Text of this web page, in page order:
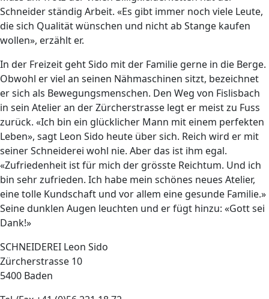
Schneider ständig Arbeit. «Es gibt immer noch viele Leute,
die sich Qualität wünschen und nicht ab Stange kaufen
wollen», erzählt er.
In der Freizeit geht Sido mit der Familie gerne in die Berge.
Obwohl er viel an seinen Nähmaschinen sitzt, bezeichnet
er sich als Bewegungsmenschen. Den Weg von Fislisbach
in sein Atelier an der Zürcherstrasse legt er meist zu Fuss
zurück. «Ich bin ein glücklicher Mann mit einem perfekten
Leben», sagt Leon Sido heute über sich. Reich wird er mit
seiner Schneiderei wohl nie. Aber das ist ihm egal.
«Zufriedenheit ist für mich der grösste Reichtum. Und ich
bin sehr zufrieden. Ich habe mein schönes neues Atelier,
eine tolle Kundschaft und vor allem eine gesunde Familie.»
Seine dunklen Augen leuchten und er fügt hinzu: «Gott sei
Dank!»
SCHNEIDEREI Leon Sido
Zürcherstrasse 10
5400 Baden